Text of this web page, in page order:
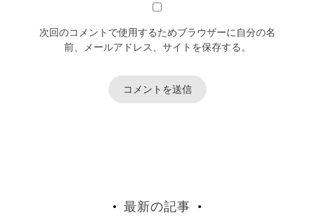
次回のコメントで使用するためブラウザーに自分の名
前、メールアドレス、サイトを保存する。
最新の記事